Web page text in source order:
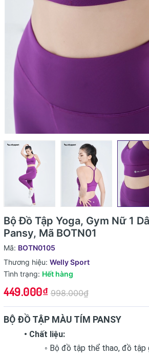
Bộ Đồ Tập Yoga, Gym Nữ 1
Pansy, Mã BOTN01
Mã: BOTN0105
Thương hiệu: Welly Sport
Tình trạng: Hết hàng
449.000₫ 998.000₫
BỘ ĐỒ TẬP MÀU TÍM PANSY
• Chất liệu:
◦ Bộ đồ tập thể thao, đồ tập